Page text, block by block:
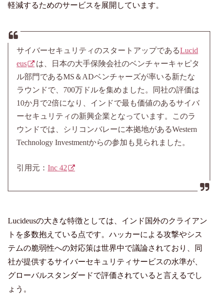
軽減するためのサービスを展開しています。
サイバーセキュリティのスタートアップであるLucid
eus
は、日本の大手保険会社のベンチャーキャピタ
ル部門であるMS＆ADベンチャーズが率いる新たな
ラウンドで、700万ドルを集めました。同社の評価は
10か月で2倍になり、インドで最も価値のあるサイバ
ーセキュリティの新興企業となっています。このラ
ウンドでは、シリコンバレーに本拠地があるWestern
Technology Investmentからの参加も見られました。
引用元：Inc 42
Lucideusの大きな特徴としては、インド国外のクライアン
トを多数抱えている点です。ハッカーによる攻撃やシス
テムの脆弱性への対応策は世界中で議論されており、同
社が提供するサイバーセキュリティサービスの水準が、
グローバルスタンダードで評価されていると言えるでし
ょう。